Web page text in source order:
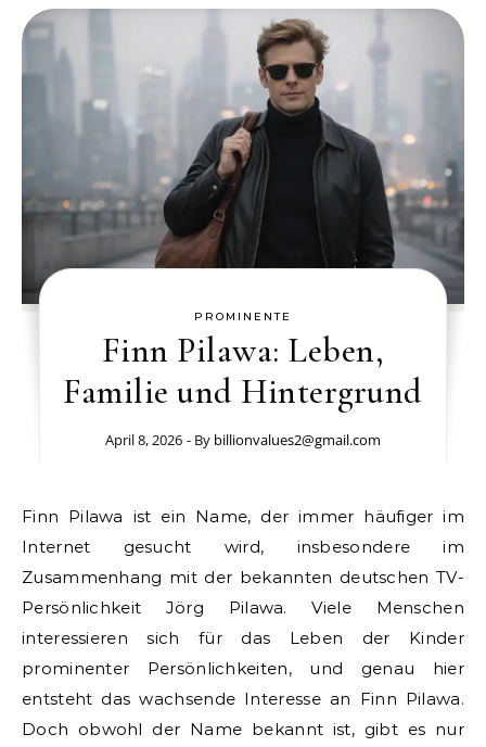
PROMINENTE
Finn Pilawa: Leben,
Familie und Hintergrund
April 8, 2026 - By billionvalues2@gmail.com
Finn Pilawa ist ein Name, der immer häufiger im
Internet gesucht wird, insbesondere im
Zusammenhang mit der bekannten deutschen TV-
Persönlichkeit Jörg Pilawa. Viele Menschen
interessieren sich für das Leben der Kinder
prominenter Persönlichkeiten, und genau hier
entsteht das wachsende Interesse an Finn Pilawa.
Doch obwohl der Name bekannt ist, gibt es nur